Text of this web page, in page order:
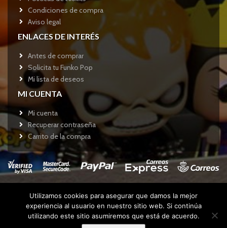
Condiciones de compra
Aviso legal
ENLACES DE INTERÉS
Antes de comprar
Solicita tu Funko Pop
Mi lista de deseos
MI CUENTA
Mi cuenta
Recuperar contraseña
Carrito de la compra
Copyright © 2017Funkotienda.com - Todos los derechos
reservados.
Utilizamos cookies para asegurar que damos la mejor
experiencia al usuario en nuestro sitio web. Si continúa
utilizando este sitio asumiremos que está de acuerdo.